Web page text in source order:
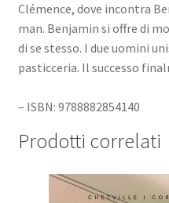
Clémence, dove incontra
man. Benjamin si offre di
di se stesso. I due uomini
pasticceria. Il successo
– ISBN: 9788882854140
Prodotti correlati